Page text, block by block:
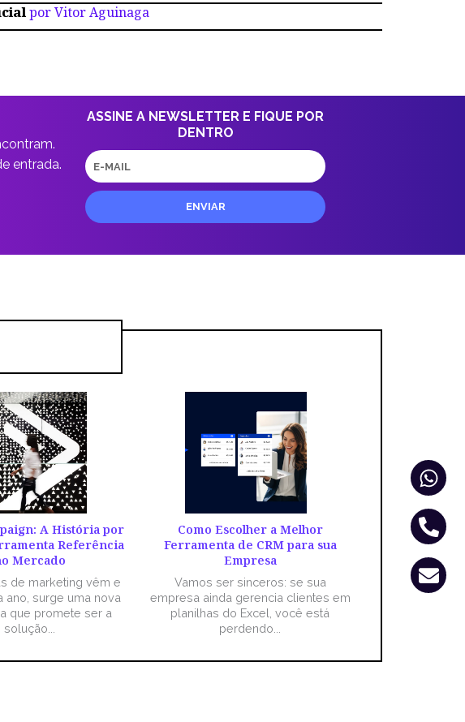
por Vitor Aguinaga
entrada.
ASSINE A NEWSLETTER E FIQUE POR
DENTRO
E-
mail
ENVIAR
A História por
Referência
Mercado
de marketing vêm e
ano, surge uma nova
que promete ser a
solução...
Como Escolher a Melhor
Ferramenta de CRM para sua
Empresa
Vamos ser sinceros: se sua
empresa ainda gerencia clientes em
planilhas do Excel, você está
perdendo...
alt